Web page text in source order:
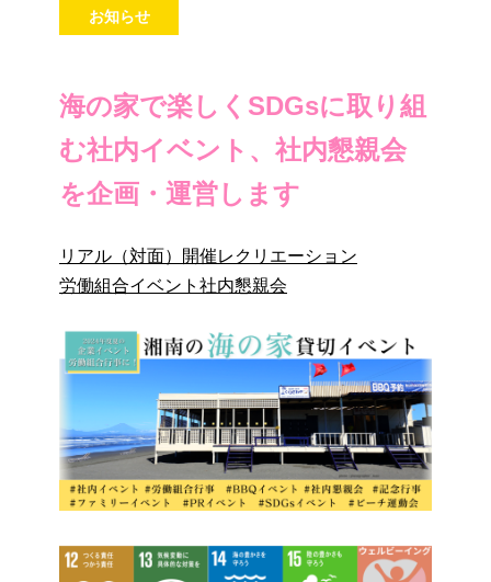
お知らせ
海の家で楽しくSDGsに取り組
む社内イベント、社内懇親会
を企画・運営します
リアル（対面）開催レクリエーション
労働組合イベント 社内懇親会